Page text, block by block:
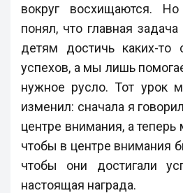
вокруг восхищаются.
понял, что главная
детям достичь каких-то
успехов, а мы лишь
нужное русло. Тот урок
изменил: сначала я
центре внимания, а теперь
чтобы в центре внимания
чтобы они достигали
настоящая награда.